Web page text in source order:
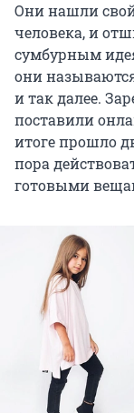
Они нашли
человека, и
сумбурным
они
и так далее.
поставили
итоге прошло
пора
готовыми